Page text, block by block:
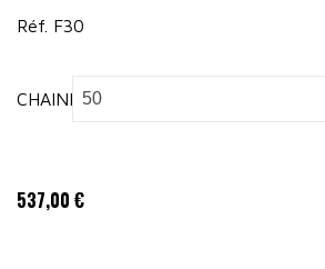
Réf. F30
CHAINE
537,00 €